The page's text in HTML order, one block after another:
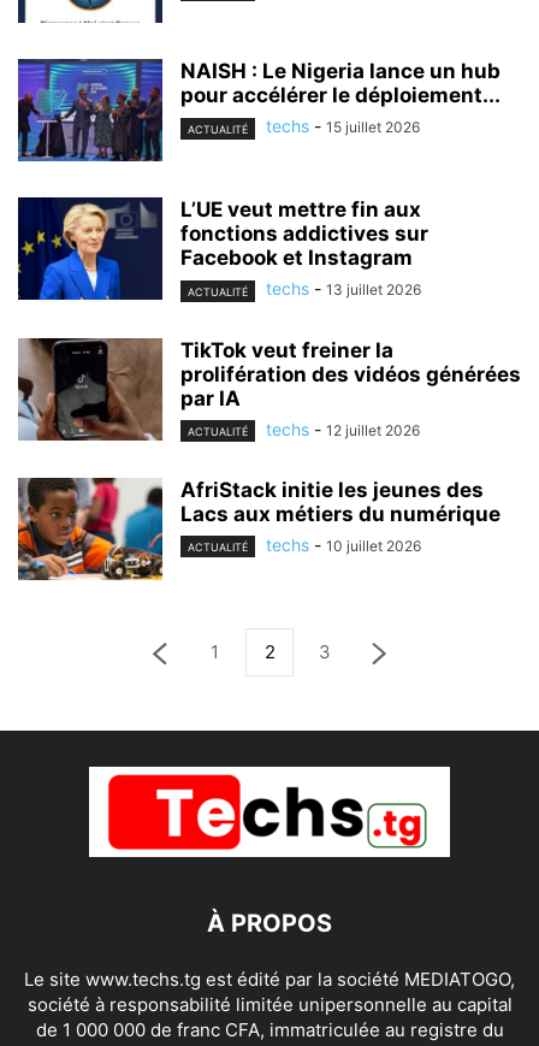
NAISH : Le Nigeria lance un hub
pour accélérer le déploiement...
ACTUALITÉ techs - 15 juillet 2026
L’UE veut mettre fin aux
fonctions addictives sur
Facebook et Instagram
ACTUALITÉ techs - 13 juillet 2026
TikTok veut freiner la
prolifération des vidéos générées
par IA
ACTUALITÉ techs - 12 juillet 2026
AfriStack initie les jeunes des
Lacs aux métiers du numérique
ACTUALITÉ techs - 10 juillet 2026
1 2 3
À PROPOS
Le site www.techs.tg est édité par la société MEDIATOGO,
société à responsabilité limitée unipersonnelle au capital
de 1 000 000 de franc CFA, immatriculée au registre du